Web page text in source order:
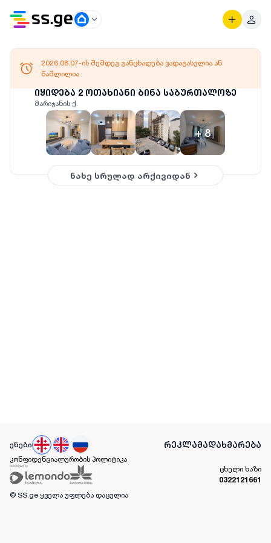
იყიდება 2 ოთახიანი ბინა საბურთალოზე
მარიჯანის ქ.
+8
2026.08.07-ის შემდეგ განცხადება ვადაგასულია ან
წაშლილია
ნახე სრულად არქივიდან
ენები რეკლამადახმარება
კონფიდენციალურობის პოლიტიკა
ცხელი ხაზი
0322121661
© SS.ge ყველა უფლება დაცულია